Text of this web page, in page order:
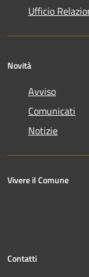
Ufficio
Novità
Avviso
Comunicati
Notizie
Vivere il Comune
Contatti